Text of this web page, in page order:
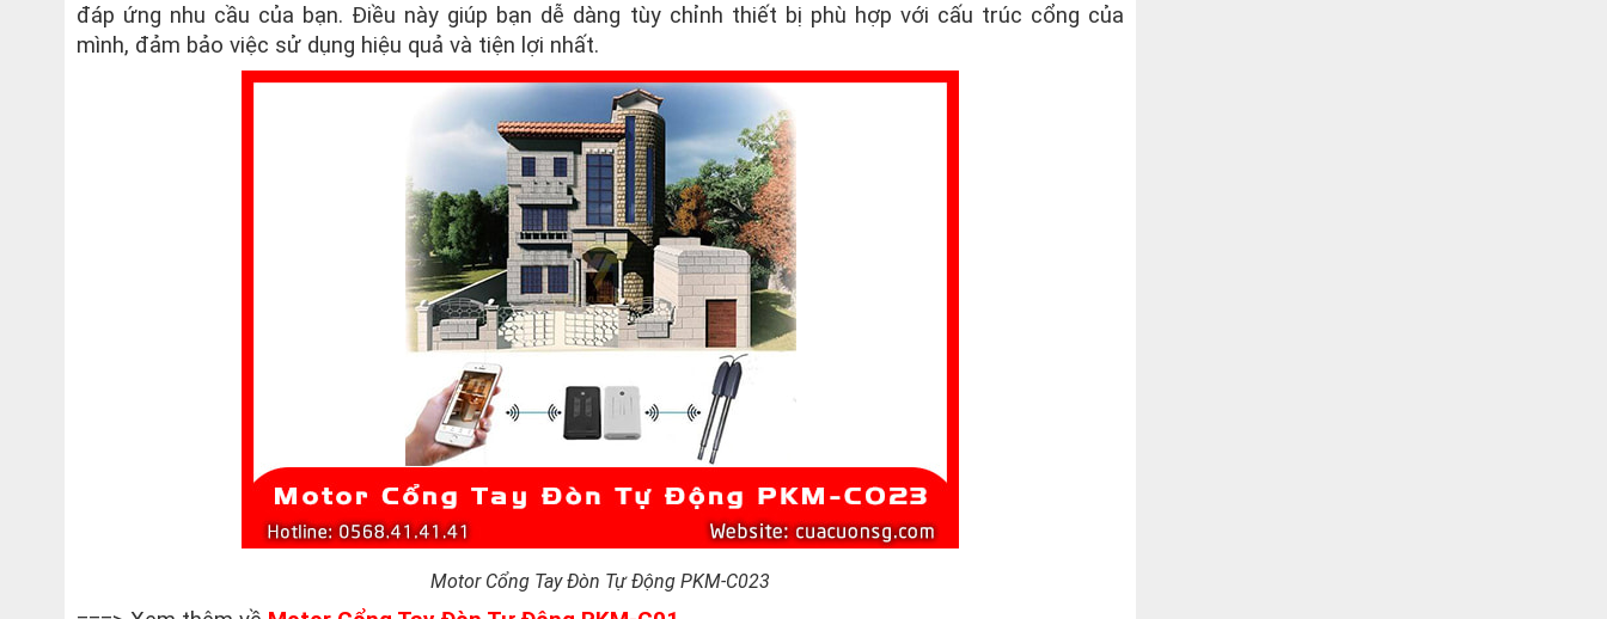
đáp ứng nhu cầu của bạn. Điều này giúp bạn dễ dàng tùy chỉnh thiết bị phù hợp với cấu trúc cổng của
mình, đảm bảo việc sử dụng hiệu quả và tiện lợi nhất.
Motor Cổng Tay Đòn Tự Động PKM-C023